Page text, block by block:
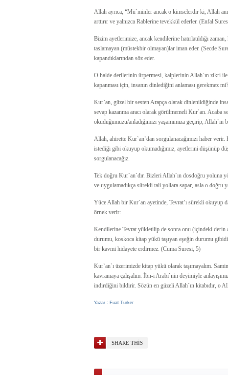
Allah ayrıca, “Mü`minler ancak o kimselerdir ki, Allah
arttırır ve yalnızca Rablerine tevekkül ederler. (Enfal
Bizim ayetlerimize, ancak kendilerine hatırlatıldığı
taslamayan (müstekbir olmayan)lar iman eder. (Secde
kapandıklarından söz eder.
O halde derilerinin ürpermesi, kalplerinin Allah`ın zikri ile
kapanması için, insanın dinlediğini anlaması gerekmez mi?
Kur’an, güzel bir sesten Arapça olarak dinlenildiğinde
sevap kazanma aracı olarak görülmemeli Kur`an. Acaba
okuduğumuzu/anladığımızı yaşamımıza geçirip,
Allah, ahirette Kur`an`dan sorgulanacağımızı haber
istediği gibi okuyup okumadığımız, ayetlerini düşünüp
sorgulanacağız.
Tek doğru Kur`an`dır. Bizleri Allah`ın dosdoğru yoluna
ve uygulamadıkça sürekli tali yollara sapar, asla o doğru
Yüce Allah bir Kur`an ayetinde, Tevrat’ı sürekli okuyup
örnek verir:
Kendilerine Tevrat yükletilip de sonra onu (içindeki
durumu, koskoca kitap yükü taşıyan eşeğin durumu
bir kavmi hidayete erdirmez. (Cuma Suresi, 5)
Kur`an`ı üzerimizde kitap yükü olarak taşımayalım.
kavramaya çalışalım. İbn-i Arabi`nin deyimiyle
indirdiğini bildirir. Sözün en güzeli Allah`ın kitabıdır, o
Yazar : Fuat Türker
SHARE THIS